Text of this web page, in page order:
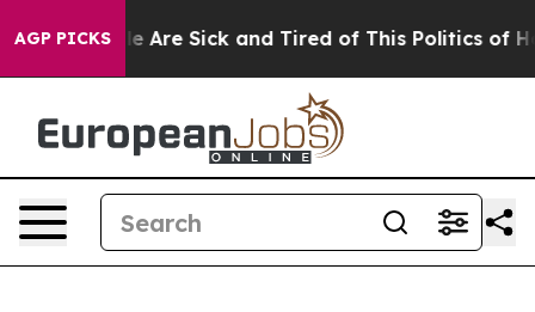
AGP PICKS
“People Are Sick and Tired of This Politics of